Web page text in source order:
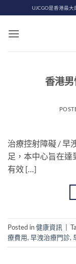
to
content
UJCGO是香港最
香港
治療控射障礙 / 早
足，本中心旨在達
有效 […]
Posted in健康資訊
療費用, 早洩治療門診,